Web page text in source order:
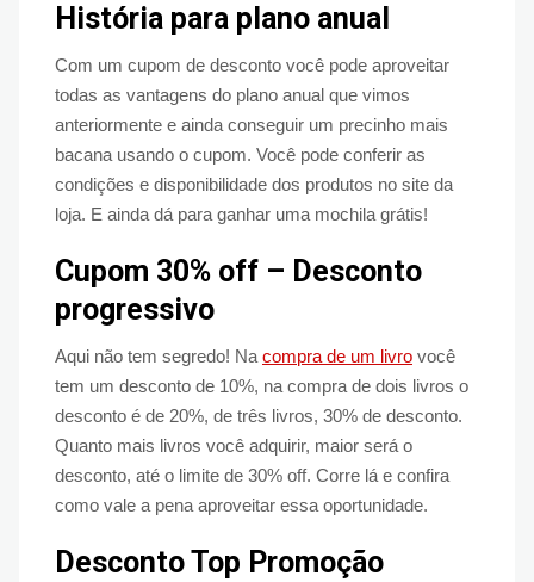
História para plano anual
Com um cupom de desconto você pode aproveitar
todas as vantagens do plano anual que vimos
anteriormente e ainda conseguir um precinho mais
bacana usando o cupom. Você pode conferir as
condições e disponibilidade dos produtos no site da
loja. E ainda dá para ganhar uma mochila grátis!
Cupom 30% off – Desconto
progressivo
Aqui não tem segredo! Na compra de um livro você
tem um desconto de 10%, na compra de dois livros o
desconto é de 20%, de três livros, 30% de desconto.
Quanto mais livros você adquirir, maior será o
desconto, até o limite de 30% off. Corre lá e confira
como vale a pena aproveitar essa oportunidade.
Desconto Top Promoção